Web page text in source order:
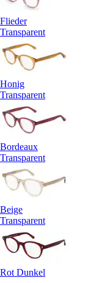
Flieder
Transparent
Honig
Transparent
Bordeaux
Transparent
Beige
Transparent
Rot Dunkel